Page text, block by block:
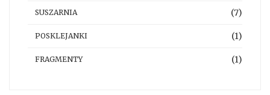
SUSZARNIA (7)
POSKLEJANKI (1)
FRAGMENTY (1)